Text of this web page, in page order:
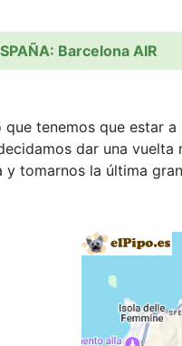
Barcelona AIR
tenemos que estar
dar una
y tomarnos la última